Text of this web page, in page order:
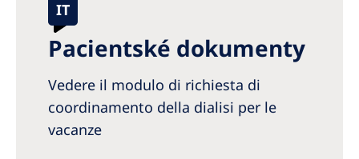
IT
Pacientské dokumenty
Vedere il modulo di richiesta di
coordinamento della dialisi per le
vacanze